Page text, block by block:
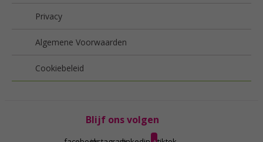
Privacy
Algemene Voorwaarden
Cookiebeleid
Blijf ons volgen